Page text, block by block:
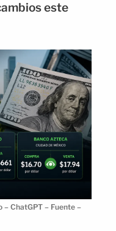
este
– ChatGPT – Fuente –